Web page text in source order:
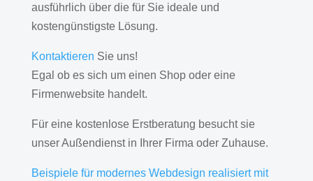
ausführlich über die für Sie ideale und
kostengünstigste Lösung.
Kontaktieren Sie uns!
Egal ob es sich um einen Shop oder eine
Firmenwebsite handelt.
Für eine kostenlose Erstberatung besucht sie
unser Außendienst in Ihrer Firma oder Zuhause.
Beispiele für modernes Webdesign realisiert mit